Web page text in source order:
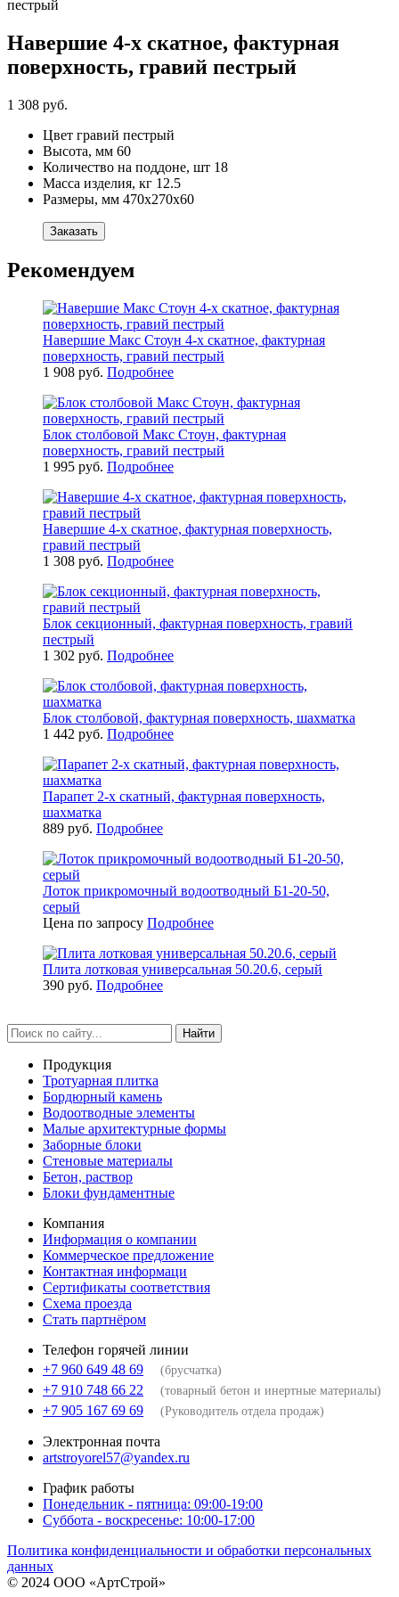
Навершие 4-x скатное, фактурная
поверхность, гравий пестрый
1 308 руб.
Цвет гравий пестрый
Высота, мм 60
Количество на поддоне, шт 18
Масса изделия, кг 12.5
Размеры, мм 470x270x60
Заказать
Рекомендуем
Навершие Макс Стоун 4-х скатное, фактурная
поверхность, гравий пестрый
1 908 руб. Подробнее
Блок столбовой Макс Стоун, фактурная
поверхность, гравий пестрый
1 995 руб. Подробнее
Навершие 4-x скатное, фактурная поверхность,
гравий пестрый
1 308 руб. Подробнее
Блок секционный, фактурная поверхность, гравий
пестрый
1 302 руб. Подробнее
Блок столбовой, фактурная поверхность, шахматка
1 442 руб. Подробнее
Парапет 2-х скатный, фактурная поверхность,
шахматка
889 руб. Подробнее
Лоток прикромочный водоотводный Б1-20-50,
серый
Цена по запросу Подробнее
Плита лотковая универсальная 50.20.6, серый
390 руб. Подробнее
Найти
Продукция
Тротуарная плитка
Бордюрный камень
Водоотводные элементы
Малые архитектурные формы
Заборные блоки
Стеновые материалы
Бетон, раствор
Блоки фундаментные
Компания
Информация о компании
Коммерческое предложение
Контактная информаци
Сертификаты соответствия
Схема проезда
Стать партнёром
Телефон горячей линии
+7 960 649 48 69
(брусчатка)
+7 910 748 66 22 (товарный бетон и инертные материалы)
+7 905 167 69 69 (Руководитель отдела продаж)
Электронная почта
artstroyorel57@yandex.ru
График работы
Понедельник - пятница: 09:00-19:00
Суббота - воскресенье: 10:00-17:00
Политика конфиденциальности и обработки персональных
данных
© 2024 ООО «АртСтрой»